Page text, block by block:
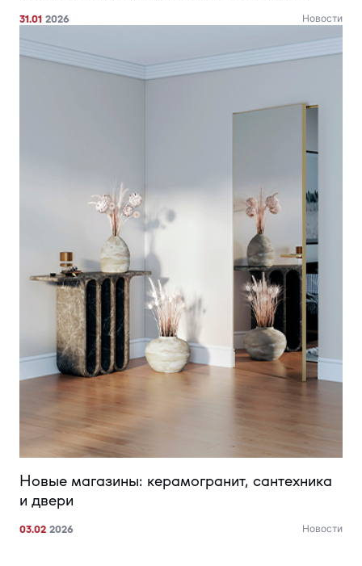
31.01 2026 Новости
Новые магазины: керамогранит, сантехника
и двери
03.02 2026 Новости